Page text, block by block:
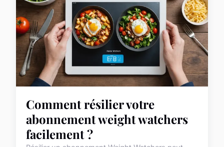
Comment résilier votre
abonnement weight watchers
facilement ?